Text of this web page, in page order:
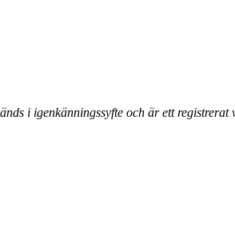
i igenkänningssyfte och är ett